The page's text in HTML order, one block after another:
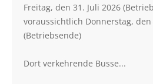
Freitag, den 31. Juli 2026
voraussichtlich Donnerstag, den
(Betriebsende)
Dort verkehrende Busse...